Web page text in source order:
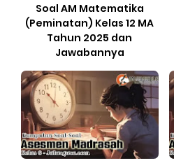
Soal AM Matematika
(Peminatan) Kelas 12 MA
Tahun 2025 dan
Jawabannya